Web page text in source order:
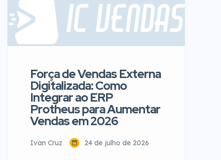
em 2026, com tabelas
atualizadas, comparativos e
orientações práticas para
maiores operadoras de saúde do
Brasil e Portugal, com milhões […]
Força de Vendas Externa
Digitalizada: Como
Integrar ao ERP
Protheus para Aumentar
Vendas em 2026
Ivan Cruz 24 de julho de 2026